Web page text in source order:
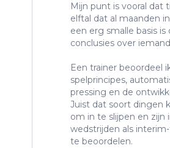
Mijn punt is vooral dat
elftal dat al maanden
een erg smalle basis
conclusies over
Een trainer beoordeel
spelprincipes,
pressing en de
Juist dat soort dingen
om in te slijpen en zijn
wedstrijden als
te beoordelen.